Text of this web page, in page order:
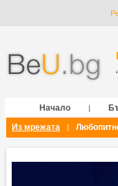
Начало |
Из мрежата
|